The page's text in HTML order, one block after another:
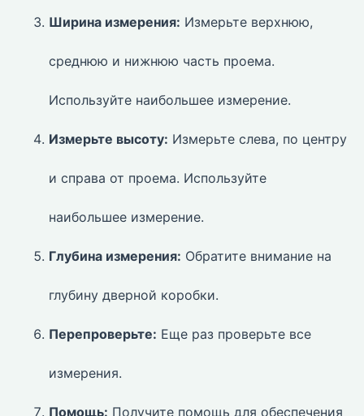
Ширина измерения: Измерьте верхнюю,
среднюю и нижнюю часть проема.
Используйте наибольшее измерение.
Измерьте высоту: Измерьте слева, по центру
и справа от проема. Используйте
наибольшее измерение.
Глубина измерения: Обратите внимание на
глубину дверной коробки.
Перепроверьте: Еще раз проверьте все
измерения.
Помощь: Получите помощь для обеспечения